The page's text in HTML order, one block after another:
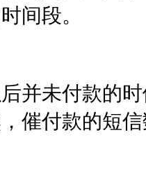
间段。
并未付款的
催付款的短